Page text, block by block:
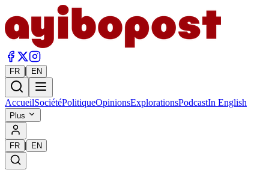
FR | EN
AccueilSociétéPolitiqueOpinionsExplorationsPodcastIn English
Plus
FR | EN